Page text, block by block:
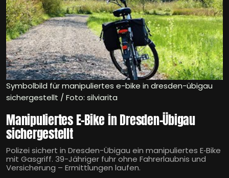
Symbolbild für manipuliertes e-bike in dresden-übigau
sichergestellt / Foto: silviarita
Manipuliertes E-Bike in Dresden-Übigau
sichergestellt
Polizei sichert in Dresden-Übigau ein manipuliertes E‑Bike
mit Gasgriff. 39-Jähriger fuhr ohne Fahrerlaubnis und
Versicherung – Ermittlungen laufen.